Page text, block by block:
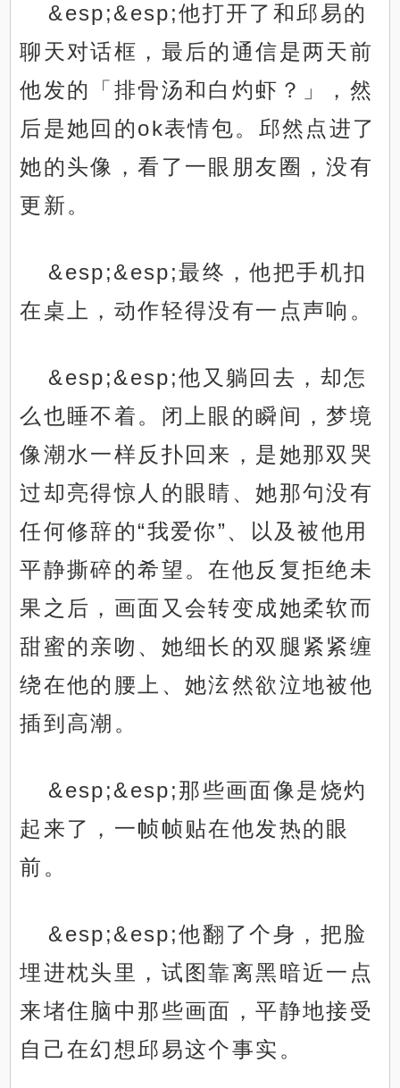
&esp;&esp;他打开了和邱易的
聊天对话框，最后的通信是两天前
他发的「排骨汤和白灼虾？」，然
后是她回的ok表情包。邱然点进了
她的头像，看了一眼朋友圈，没有
更新。
&esp;&esp;最终，他把手机扣
在桌上，动作轻得没有一点声响。
&esp;&esp;他又躺回去，却怎
么也睡不着。闭上眼的瞬间，梦境
像潮水一样反扑回来，是她那双哭
过却亮得惊人的眼睛、她那句没有
任何修辞的“我爱你”、以及被他用
平静撕碎的希望。在他反复拒绝未
果之后，画面又会转变成她柔软而
甜蜜的亲吻、她细长的双腿紧紧缠
绕在他的腰上、她泫然欲泣地被他
插到高潮。
&esp;&esp;那些画面像是烧灼
起来了，一帧帧贴在他发热的眼
前。
&esp;&esp;他翻了个身，把脸
埋进枕头里，试图靠离黑暗近一点
来堵住脑中那些画面，平静地接受
自己在幻想邱易这个事实。